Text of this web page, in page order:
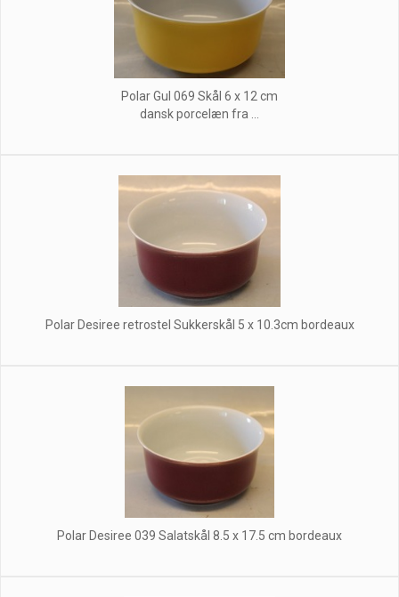
Polar Gul 069 Skål 6 x 12 cm
dansk porcelæn fra ...
Polar Desiree retrostel Sukkerskål 5 x 10.3cm bordeaux
Polar Desiree 039 Salatskål 8.5 x 17.5 cm bordeaux